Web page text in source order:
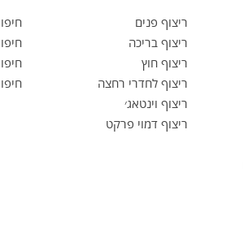
ריצוף פנים
ריצוף בריכה
ריצוף חוץ
ריצוף לחדרי רחצה
ריצוף וינטאג׳
ריצוף דמוי פרקט